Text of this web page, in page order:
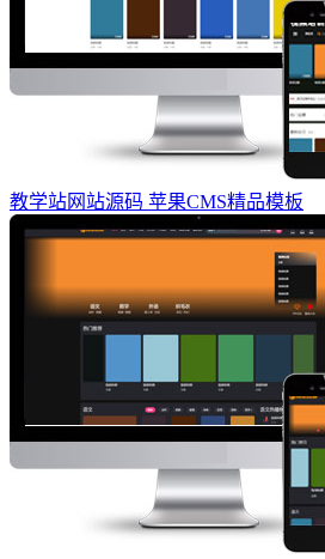
教学站网站源码 苹果CMS精品模板